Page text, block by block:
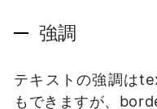
強調
テキストの強調は
もできますが、